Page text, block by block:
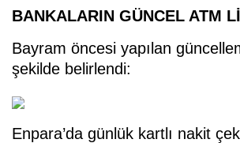
BANKALARIN GÜNCEL ATM
Bayram öncesi yapılan
şekilde belirlendi:
Enpara’da günlük kartlı nakit